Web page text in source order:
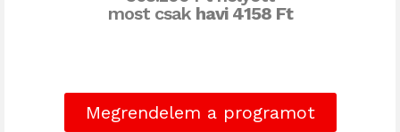
most csak havi 4158 Ft
Megrendelem a programot